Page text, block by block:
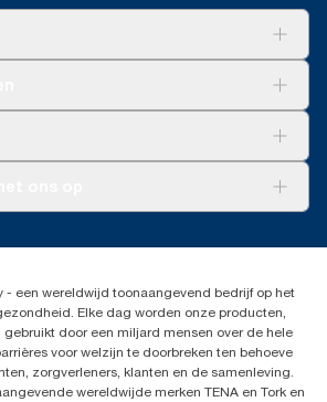
B.V.
120
- een wereldwijd toonaangevend bedrijf op het
Elke dag worden onze producten,
door een miljard mensen over de hele
voor welzijn te doorbreken ten behoeve
zorgverleners, klanten en de samenleving.
wereldwijde merken TENA en Tork en